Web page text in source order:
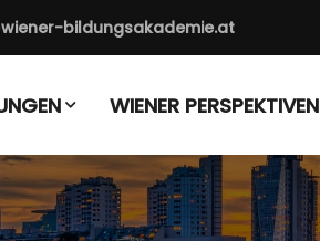
bildungsakademie.at
WIENER PERSPEKTIVEN